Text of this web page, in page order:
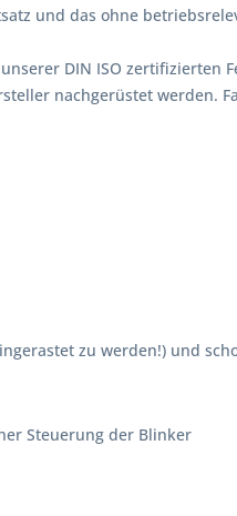
und das ohne
DIN ISO zertifizierten
nachgerüstet werden.
zu werden!) und
Steuerung der Blinker